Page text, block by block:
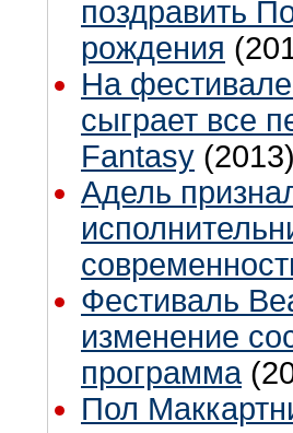
поздравить
рождения
На
сыграет все
Fantasy
Адель
Фестиваль
изменение
программа
Пол